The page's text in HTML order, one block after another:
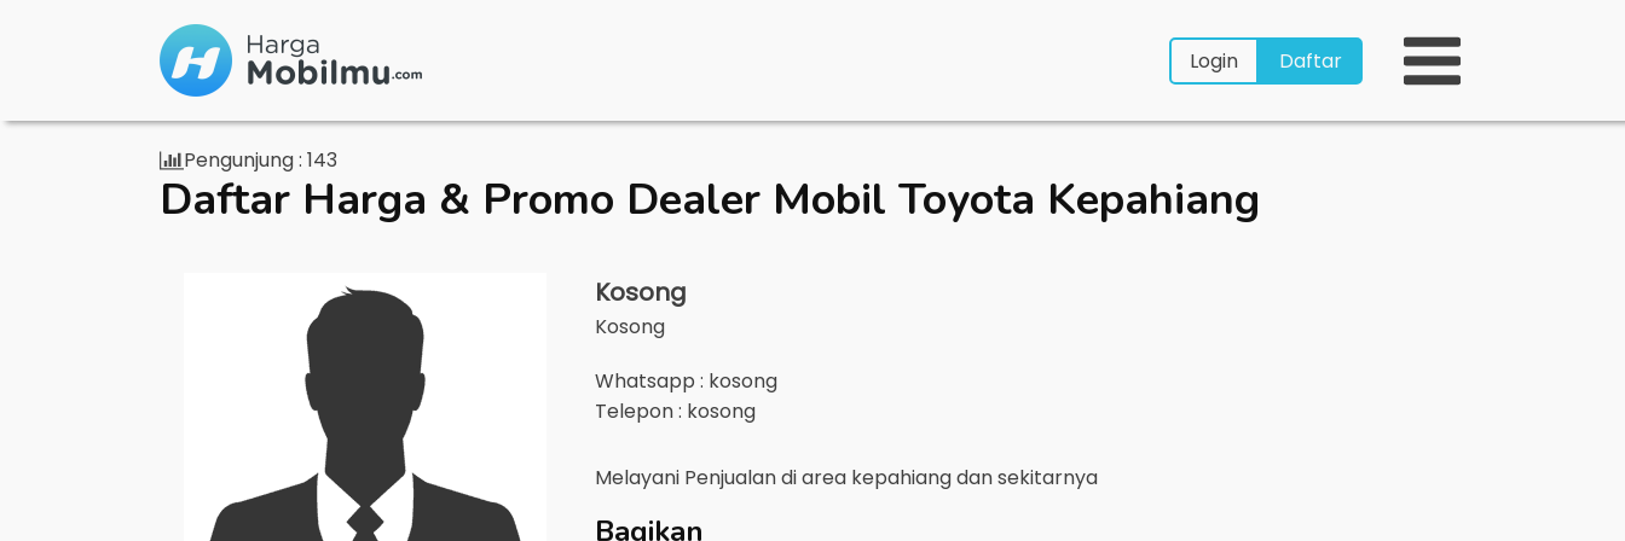
Login Daftar
Pengunjung : 143
Daftar Harga & Promo Dealer Mobil Toyota Kepahiang
Kosong
Kosong
Whatsapp : kosong
Telepon : kosong
Melayani Penjualan di area kepahiangdan sekitarnya
Bagikan